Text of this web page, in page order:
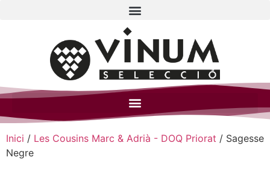
Inici / Les Cousins Marc & Adrià - DOQ Priorat / Sagesse
Negre